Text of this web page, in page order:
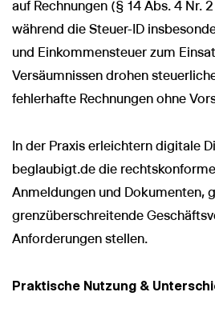
auf Rechnungen (§ 14 Abs. 4 Nr.
während die Steuer-ID
und Einkommensteuer zum
Versäumnissen drohen
fehlerhafte Rechnungen ohne
In der Praxis erleichtern digitale
beglaubigt.de die
Anmeldungen und Dokumenten,
grenzüberschreitende
Anforderungen stellen.
Praktische Nutzung &